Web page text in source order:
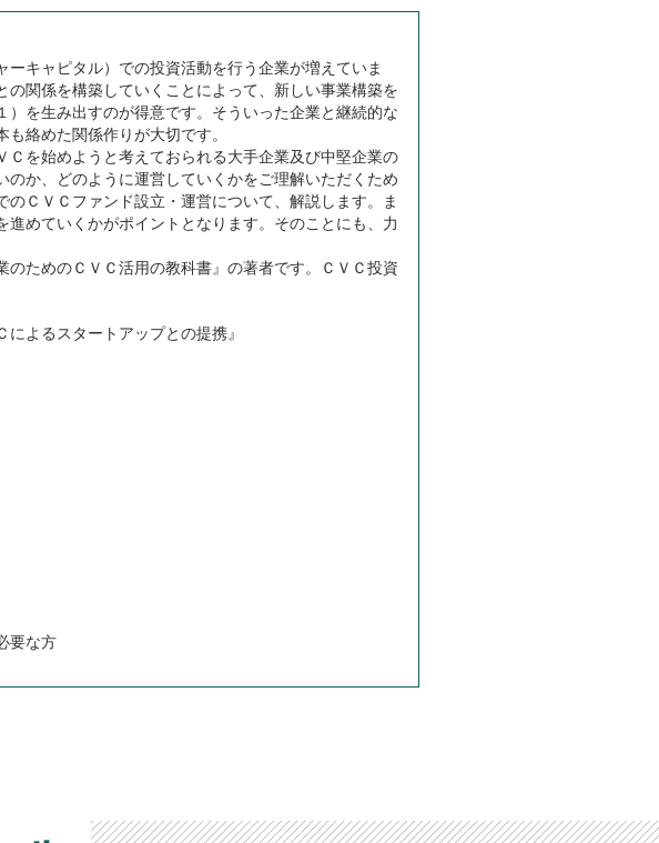
キャピタル）での投資活動を行う企業が増えていま
関係を構築していくことによって、新しい事業構築を
を生み出すのが得意です。そういった企業と継続的な
絡めた関係作りが大切です。
を始めようと考えておられる大手企業及び中堅企業の
か、どのように運営していくかをご理解いただくため
ＣＶＣファンド設立・運営について、解説します。ま
めていくかがポイントとなります。そのことにも、力
ためのＣＶＣ活用の教科書』の著者です。ＣＶＣ投資
よるスタートアップとの提携』
要な方